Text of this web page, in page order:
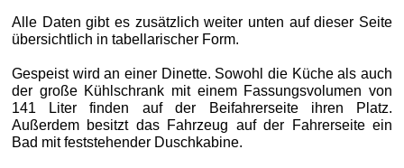
Alle Daten gibt es zusätzlich weiter unten auf dieser Seite
übersichtlich in tabellarischer Form.
Gespeist wird an einer Dinette. Sowohl die Küche als auch
der große Kühlschrank mit einem Fassungsvolumen von
141 Liter finden auf der Beifahrerseite ihren Platz.
Außerdem besitzt das Fahrzeug auf der Fahrerseite ein
Bad mit feststehender Duschkabine.